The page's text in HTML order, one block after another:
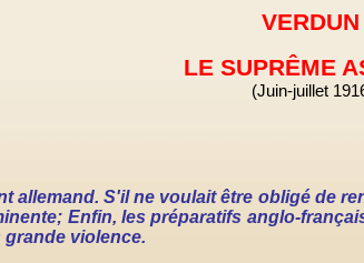
VERDUN
LE SUPRÊME
(Juin-juillet
allemand. S'il ne voulait être obligé de
Enfin, les préparatifs anglo-
grande violence.